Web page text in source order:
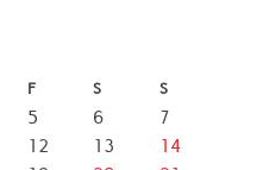
F S S
5 6
7
12 13
14